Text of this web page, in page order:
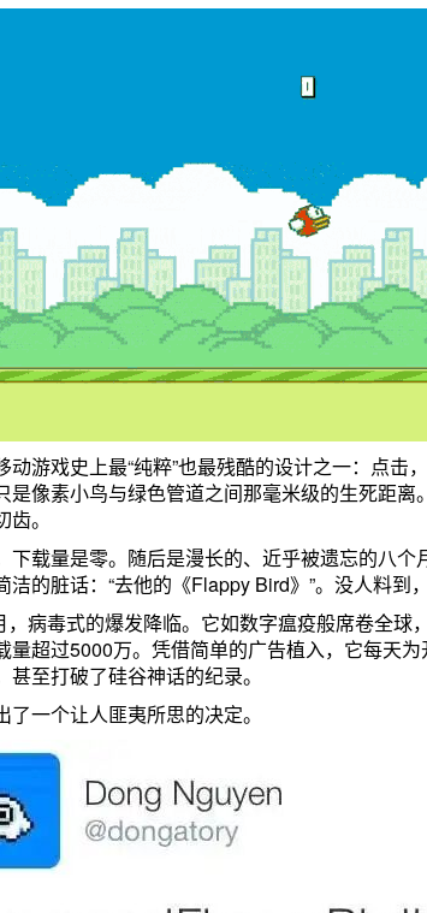
动游戏史上最“纯粹”也最残酷的设计之一：点
像素小鸟与绿色管道之间那毫米级的生死距离
。
下载量是零。随后是漫长的、近乎被遗忘的八
的脏话：“去他的《Flappy Bird》”。没人料到
，病毒式的爆发降临。它如数字瘟疫般席卷全
量超过5000万。凭借简单的广告植入，它每
甚至打破了硅谷神话的纪录。
了一个让人匪夷所思的决定。